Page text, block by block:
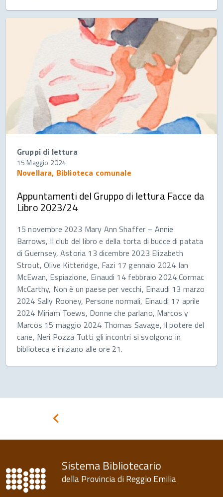
Gruppi di lettura
15 Maggio 2024
Novellara, Biblioteca comunale
Appuntamenti del Gruppo di lettura Facce da
Libro 2023/24
15 novembre 2023 Mary Ann Shaffer – Annie
Barrows, Il club del libro e della torta di bucce di patata
di Guernsey, Astoria 13 dicembre 2023 Elizabeth
Strout, Olive Kitteridge, Fazi 17 gennaio 2024 Ian
McEwan, Espiazione, Einaudi 14 febbraio 2024 Cormac
McCarthy, Non è un paese per vecchi, Einaudi 13 marzo
2024 Sally Rooney, Persone normali, Einaudi 17 aprile
2024 Miriam Toews, Donne che parlano, Marcos y
Marcos 15 maggio 2024 Thomas Savage, Il potere del
cane, Neri Pozza Tutti gli incontri si svolgono in
biblioteca e iniziano alle ore 21.
Sistema Bibliotecario
della Provincia di Reggio Emilia